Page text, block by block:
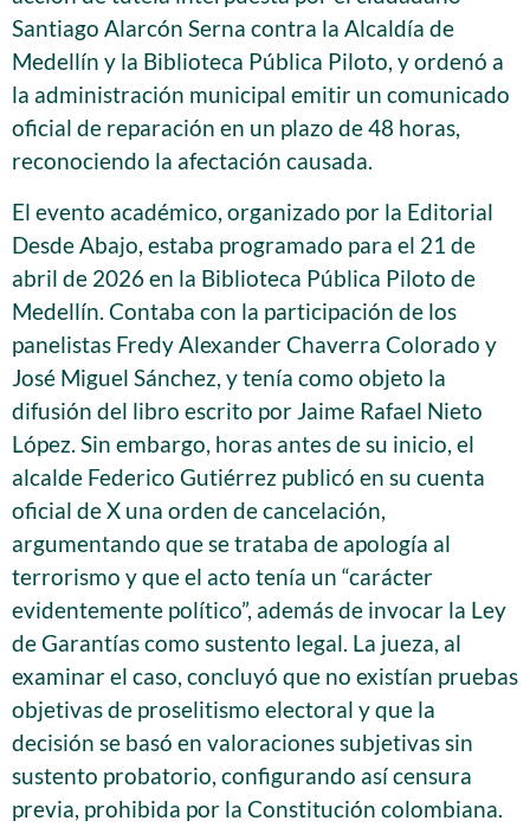
Santiago Alarcón Serna contra la Alcaldía de
Medellín y la Biblioteca Pública Piloto, y ordenó a
la administración municipal emitir un comunicado
oficial de reparación en un plazo de 48 horas,
reconociendo la afectación causada.
El evento académico, organizado por la Editorial
Desde Abajo, estaba programado para el 21 de
abril de 2026 en la Biblioteca Pública Piloto de
Medellín. Contaba con la participación de los
panelistas Fredy Alexander Chaverra Colorado y
José Miguel Sánchez, y tenía como objeto la
difusión del libro escrito por Jaime Rafael Nieto
López. Sin embargo, horas antes de su inicio, el
alcalde Federico Gutiérrez publicó en su cuenta
oficial de X una orden de cancelación,
argumentando que se trataba de apología al
terrorismo y que el acto tenía un “carácter
evidentemente político”, además de invocar la Ley
de Garantías como sustento legal. La jueza, al
examinar el caso, concluyó que no existían pruebas
objetivas de proselitismo electoral y que la
decisión se basó en valoraciones subjetivas sin
sustento probatorio, configurando así censura
previa, prohibida por la Constitución colombiana.